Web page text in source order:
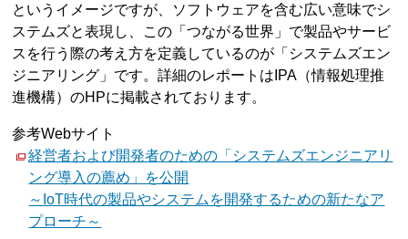
というイメージですが、ソフトウェアを含む広い意味でシ
ステムズと表現し、この「つながる世界」で製品やサービ
スを行う際の考え方を定義しているのが「システムズエン
ジニアリング」です。詳細のレポートはIPA（情報処理推
進機構）のHPに掲載されております。
参考Webサイト
経営者および開発者のための「システムズエンジニアリ
ング導入の薦め」を公開
～IoT時代の製品やシステムを開発するための新たなア
プローチ～